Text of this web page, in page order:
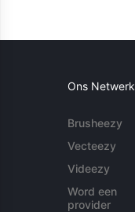
Ons Netwerk
Brusheezy
Vecteezy
Videezy
Word een
provider